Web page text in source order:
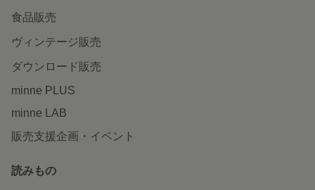
食品販売
ヴィンテージ販売
ダウンロード販売
minne PLUS
minne LAB
販売支援企画・イベント
読みもの